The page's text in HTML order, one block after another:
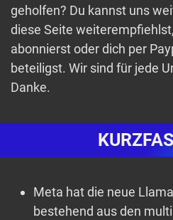
geholfen? Du kannst uns
diese Seite
abonnierst oder dich per
beteiligst. Wir sind für jede
Danke.
Meta hat die neue
bestehend aus den